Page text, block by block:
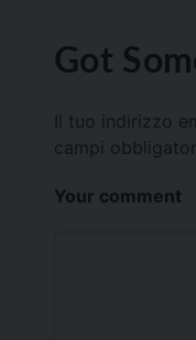
Got
Il tuo indirizzo
campi
Your comment